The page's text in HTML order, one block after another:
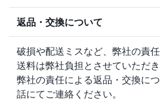
返品・交換について
破損や配送ミスなど、弊社の責
送料は弊社負担とさせていただき
弊社の責任による返品・交換に
話にてご連絡ください。